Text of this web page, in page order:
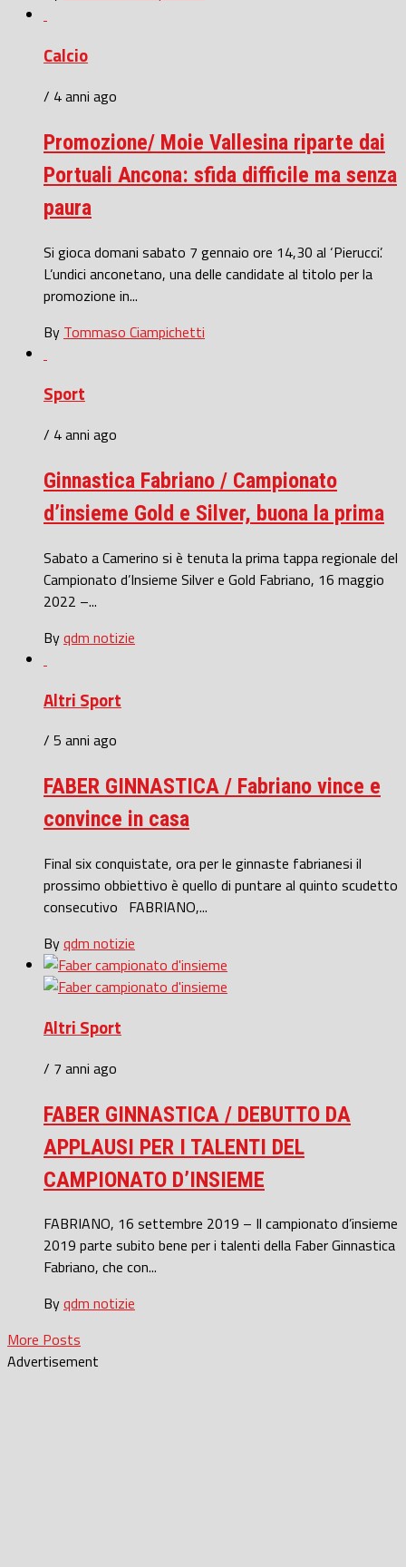
Calcio
/ 4 anni ago
Promozione/ Moie Vallesina riparte dai
Portuali Ancona: sfida difficile ma senza
paura
Si gioca domani sabato 7 gennaio ore 14,30 al ‘Pierucci’.
L’undici anconetano, una delle candidate al titolo per la
promozione in...
By Tommaso Ciampichetti
Sport
/ 4 anni ago
Ginnastica Fabriano / Campionato
d’insieme Gold e Silver, buona la prima
Sabato a Camerino si è tenuta la prima tappa regionale del
Campionato d’Insieme Silver e Gold Fabriano, 16 maggio
2022 –...
Byqdm notizie
Altri Sport
/ 5 anni ago
FABER GINNASTICA / Fabriano vince e
convince in casa
Final six conquistate, ora per le ginnaste fabrianesi il
prossimo obbiettivo è quello di puntare al quinto scudetto
consecutivo FABRIANO,...
Byqdm notizie
Altri Sport
/ 7 anni ago
FABER GINNASTICA / DEBUTTO DA
APPLAUSI PER I TALENTI DEL
CAMPIONATO D’INSIEME
FABRIANO, 16 settembre 2019 – Il campionato d’insieme
2019 parte subito bene per i talenti della Faber Ginnastica
Fabriano, che con...
Byqdm notizie
More Posts
Advertisement